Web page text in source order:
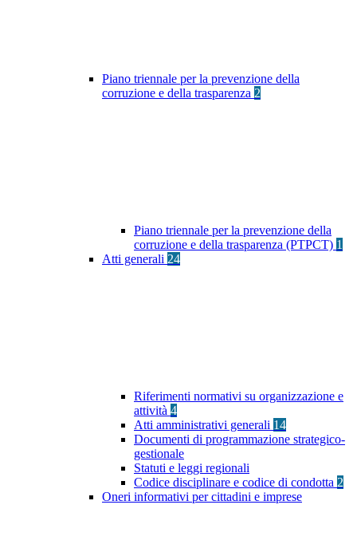
Piano triennale per la prevenzione della
corruzione e della trasparenza 2
Piano triennale per la prevenzione della
corruzione e della trasparenza (PTPCT) 1
Atti generali 24
Riferimenti normativi su organizzazione e
attività 4
Atti amministrativi generali 14
Documenti di programmazione strategico-
gestionale
Statuti e leggi regionali
Codice disciplinare e codice di condotta 2
Oneri informativi per cittadini e imprese